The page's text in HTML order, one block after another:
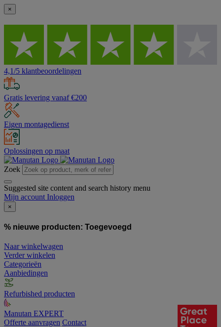
×
4,1/5 klantbeoordelingen
Gratis levering vanaf €200
Eigen montagedienst
Oplossingen op maat
Zoek
Suggested site content and search history menu
Mijn account Inloggen
×
% nieuwe producten: Toegevoegd
Naar winkelwagen
Verder winkelen
Categorieën
Aanbiedingen
Refurbished producten
Manutan EXPERT
Offerte aanvragen Contact